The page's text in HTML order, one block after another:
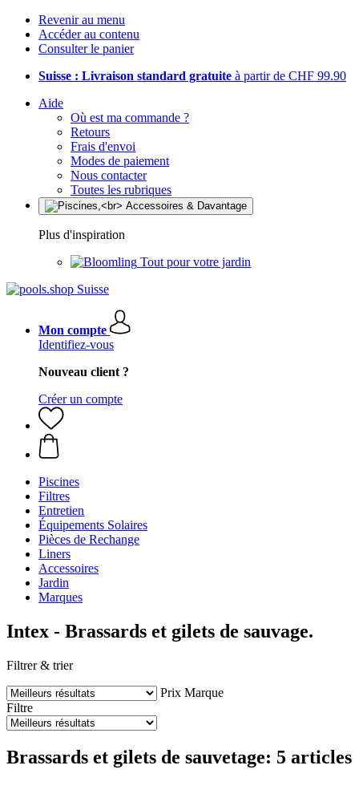
Revenir au menu
Accéder au contenu
Consulter le panier
Suisse : Livraison standard gratuite à partir de CHF 99.90
Aide
Où est ma commande ?
Retours
Frais d'envoi
Modes de paiement
Nous contacter
Toutes les rubriques
Plus d'inspiration
Tout pour votre jardin
Mon compte
Identifiez-vous
Nouveau client ?
Créer un compte
Piscines
Filtres
Entretien
Équipements Solaires
Pièces de Rechange
Liners
Accessoires
Jardin
Marques
Intex - Brassards et gilets de sauvage.
Filtrer & trier
Prix Marque
Filtre
Brassards et gilets de sauvetage: 5 articles